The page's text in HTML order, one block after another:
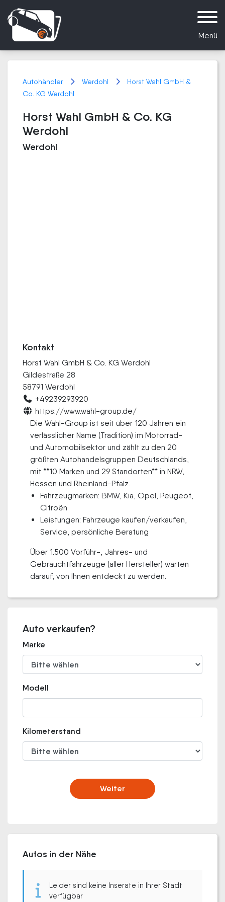
Menü
Autohändler Werdohl
Horst Wahl GmbH &
Co. KG Werdohl
Horst Wahl GmbH & Co. KG
Werdohl
Werdohl
Kontakt
Horst Wahl GmbH & Co. KG Werdohl
Gildestraße 28
58791 Werdohl
+49239293920
https://www.wahl-group.de/
Die Wahl-Group ist seit über 120 Jahren ein
verlässlicher Name (Tradition) im Motorrad-
und Automobilsektor und zählt zu den 20
größten Autohandelsgruppen Deutschlands,
mit **10 Marken und 29 Standorten** in NRW,
Hessen und Rheinland-Pfalz.
Fahrzeugmarken: BMW, Kia, Opel, Peugeot,
Citroën
Leistungen: Fahrzeuge kaufen/verkaufen,
Service, persönliche Beratung
Über 1.500 Vorführ-, Jahres- und
Gebrauchtfahrzeuge (aller Hersteller) warten
darauf, von Ihnen entdeckt zu werden.
Auto verkaufen?
Marke
Modell
Kilometerstand
Weiter
Autos in der Nähe
Leider sind keine Inserate in Ihrer Stadt
verfügbar